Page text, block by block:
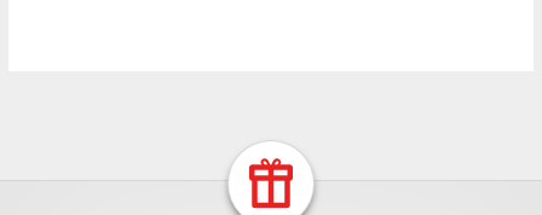
Return Home